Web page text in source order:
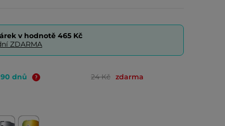
v hodnotě 465 Kč
ZDARMA
dnů 24 Kč zdarma